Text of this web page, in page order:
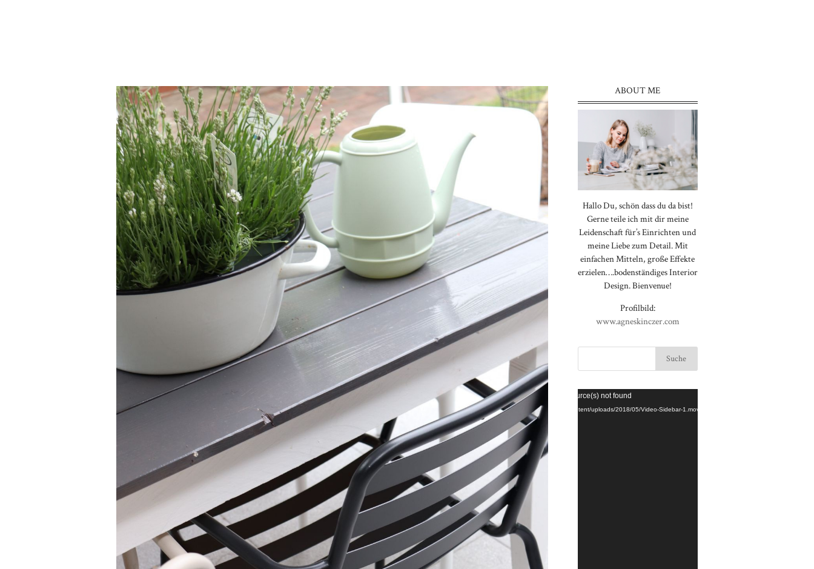
ABOUT ME
Hallo Du, schön dass du da bist!
Gerne teile ich mit dir meine
Leidenschaft für’s Einrichten und
meine Liebe zum Detail. Mit
einfachen Mitteln, große Effekte
erzielen….bodenständiges Interior
Design. Bienvenue!
Profilbild:
www.agneskinczer.com
Video-
Player
Media error: Format(s) not supported or source(s) not found
Datei herunterladen: https://brittabloggt.de/wp-content/uploads/2018/05/Video-Sidebar-1.mov
⠀⠀⠀⠀⠀⠀⠀⠀⠀⠀⠀⠀⠀⠀⠀⠀⠀⠀
⠀⠀⠀⠀⠀⠀⠀⠀⠀⠀⠀⠀⠀⠀⠀⠀⠀⠀